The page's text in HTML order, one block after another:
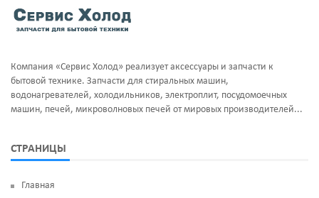
Тэны и нагреватели
Фильтра клапан шредора
Ручка люка
Суппорт и фланцы барабана
Термодатчики
УБЛ
Компания «Сервис Холод» реализует аксессуары и запчасти к
бытовой технике. Запчасти для стиральных машин,
водонагревателей, холодильников, электроплит, посудомоечных
машин, печей, микроволновых печей от мировых производителей...
СТРАНИЦЫ
Главная